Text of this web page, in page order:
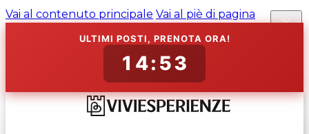
Vai al contenuto principale Vai al piè di pagina
ULTIMI POSTI, PRENOTA ORA!
14:52